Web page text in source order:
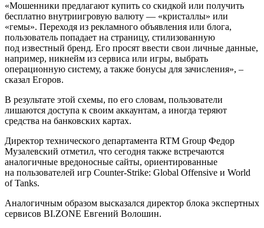
«Мошенники предлагают купить со скидкой или получить
бесплатно внутриигровую валюту — «кристаллы» или
«гемы». Переходя из рекламного объявления или блога,
пользователь попадает на страницу, стилизованную
под известный бренд. Его просят ввести свои личные данные,
например, никнейм из сервиса или игры, выбрать
операционную систему, а также бонусы для зачисления», –
сказал Егоров.
В результате этой схемы, по его словам, пользователи
лишаются доступа к своим аккаунтам, а иногда теряют
средства на банковских картах.
Директор технического департамента RTM Group Федор
Музалевский отметил, что сегодня также встречаются
аналогичные вредоносные сайты, ориентированные
на пользователей игр Counter-Strike: Global Offensive и World
of Tanks.
Аналогичным образом высказался директор блока экспертных
сервисов BI.ZONE Евгений Волошин.